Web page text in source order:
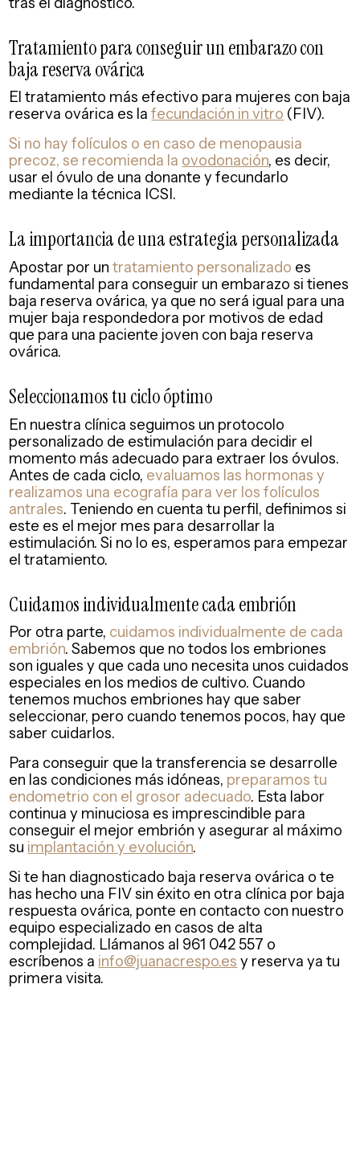
Tratamiento para conseguir un embarazo con
baja reserva ovárica
El tratamiento más efectivo para mujeres con baja
reserva ovárica es lafecundación in vitro (FIV).
Si no hay folículos o en caso de menopausia
precoz, se recomienda la ovodonación, es decir,
usar el óvulo de una donante y fecundarlo
mediante la técnica ICSI.
La importancia de una estrategia personalizada
Apostar por untratamiento personalizado es
fundamental para conseguir un embarazo si tienes
baja reserva ovárica, ya que no será igual para una
mujer baja respondedora por motivos de edad
que para una paciente joven con baja reserva
ovárica.
Seleccionamos tu ciclo óptimo
En nuestra clínica seguimos un protocolo
personalizado de estimulación para decidir el
momento más adecuado para extraer los óvulos.
Antes de cada ciclo, evaluamos las hormonas y
realizamos una ecografía para ver los folículos
antrales. Teniendo en cuenta tu perfil, definimos si
este es el mejor mes para desarrollar la
estimulación. Si no lo es, esperamos para empezar
el tratamiento.
Cuidamos individualmente cada embrión
Por otra parte, cuidamos individualmente de cada
embrión. Sabemos que no todos los embriones
son iguales y que cada uno necesita unos cuidados
especiales en los medios de cultivo. Cuando
tenemos muchos embriones hay que saber
seleccionar, pero cuando tenemos pocos, hay que
saber cuidarlos.
Para conseguir que la transferencia se desarrolle
en las condiciones más idóneas, preparamos tu
endometrio con el grosor adecuado. Esta labor
continua y minuciosa es imprescindible para
conseguir el mejor embrión y asegurar al máximo
su implantación y evolución.
Si te han diagnosticado baja reserva ovárica o te
has hecho una FIV sin éxito en otra clínica por baja
respuesta ovárica, ponte en contacto con nuestro
equipo especializado en casos de alta
complejidad. Llámanos al 961 042 557 o
escríbenos a info@juanacrespo.es y reserva ya tu
primera visita.